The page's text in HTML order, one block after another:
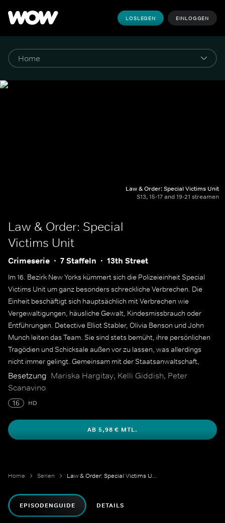
LOSLEGEN EINLOGGEN
Law & Order: Special Victims Unit
S13, 15-17 and 19-21 streamen
Law & Order: Special
Victims Unit
Crimeserie 7 Staffeln 13th Street
Im 16. Bezirk New Yorks kümmert sich die Polizeieinheit Special
Victims Unit um ganz besonders schreckliche Verbrechen. Die
Einheit beschäftigt sich hauptsächlich mit Verbrechen wie
Vergewaltigungen, häusliche Gewalt, Kindesmissbrauch oder
Entführungen. Detective Elliot Stabler, Olivia Benson und John
Munch leiten das Team. Sie sind stets bemüht, ihre persönlichen
Tragödien und Schicksale außen vor zu lassen, was allerdings
nicht immer gelingt. Gemeinsam mit der Staatsanwaltschaft,
Polizeicaptains, dem FBI sowie Medizinern sind sie auf der Jagd
nach Sexualstraftätern und Kinderschändern.
Besetzung Mariska Hargitay, Kelli Giddish, Peter
Scanavino
16 HD
AB 5,98 € MTL.
Home Serien Law & Order: Special Victims Unit
EPISODENGUIDE DETAILS